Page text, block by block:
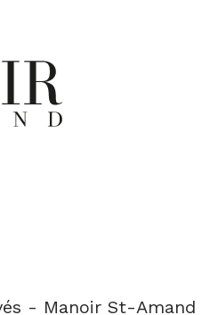
- Manoir St-Amand